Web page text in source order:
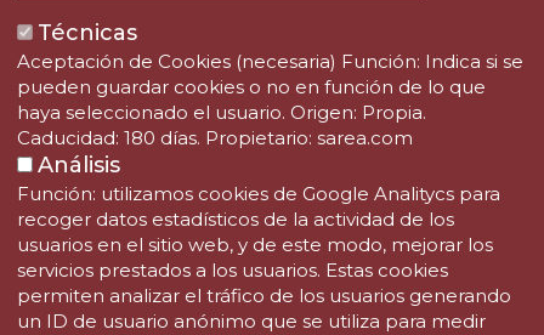
Técnicas
Aceptación de Cookies (necesaria) Función: Indica si se
pueden guardar cookies o no en función de lo que
haya seleccionado el usuario. Origen: Propia.
Caducidad: 180 días. Propietario: sarea.com
Análisis
Función: utilizamos cookies de Google Analitycs para
recoger datos estadísticos de la actividad de los
usuarios en el sitio web, y de este modo, mejorar los
servicios prestados a los usuarios. Estas cookies
permiten analizar el tráfico de los usuarios generando
un ID de usuario anónimo que se utiliza para medir